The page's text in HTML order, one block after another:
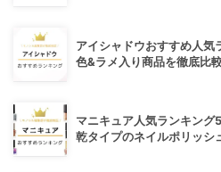
アイシャドウおすすめ人
色&ラメ入り商品を徹底比較
マニキュア人気ランキン
乾タイプのネイルポリッシ